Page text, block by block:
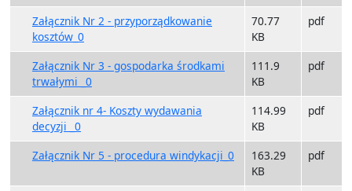
Załącznik Nr 2 - przyporządkowanie
kosztów_0
70.77
KB
pdf
Załącznik Nr 3 - gospodarka środkami
trwałymi _0
111.9
KB
pdf
Załącznik nr 4- Koszty wydawania
decyzji _0
114.99
KB
pdf
Załącznik Nr 5 - procedura windykacji_0
163.29
KB
pdf